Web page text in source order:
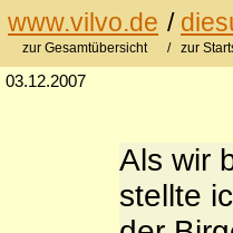
www.vilvo.de /
zur Gesamtübersicht / zur
03.12.2007
Als wir
stellte